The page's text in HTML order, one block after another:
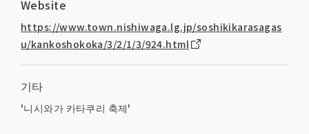
Website
https://www.town.nishiwaga.lg.jp/soshikikarasagas
u/kankoshokoka/3/2/1/3/924.html
기타
'니시와가 카타쿠리 축제'